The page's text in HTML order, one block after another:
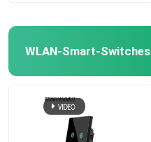
WLAN-Smart-Switches